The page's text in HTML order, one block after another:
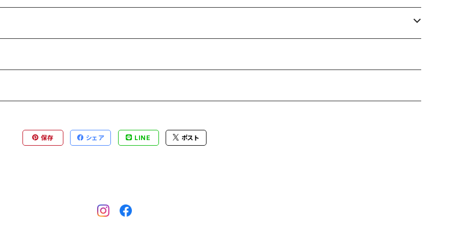
保存 シェア LINE ポスト